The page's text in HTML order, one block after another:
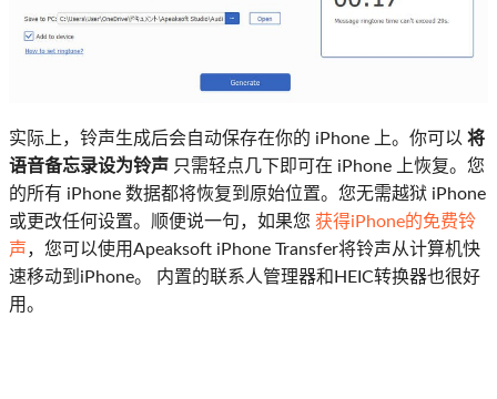
实际上，铃声生成后会自动保存在你的 iPhone 上。你可以 将
语音备忘录设为铃声 只需轻点几下即可在 iPhone 上恢复。您
的所有 iPhone 数据都将恢复到原始位置。您无需越狱 iPhone
或更改任何设置。顺便说一句，如果您 获得iPhone的免费铃
声，您可以使用Apeaksoft iPhone Transfer将铃声从计算机快
速移动到iPhone。 内置的联系人管理器和HEIC转换器也很好
用。